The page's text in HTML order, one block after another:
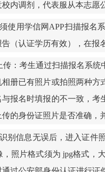
内调剂，代表服从本志愿
使用学信网 APP扫描报名
（认证学历有效），在报
传：考生通过扫描报名系
册已有照片或拍照两种
报名时填报的不一致，
的身份证照片是否准确，
别信息无误后，进入证件
，照片格式须为 jpg格式，